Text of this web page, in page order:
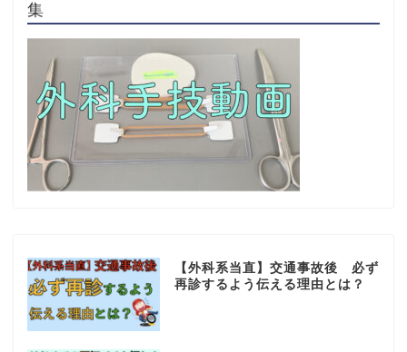
集
【外科系当直】交通事故後 必ず
再診するよう伝える理由とは？